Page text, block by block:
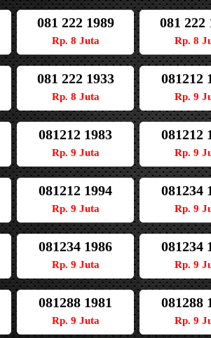
081 222 1989
Rp. 8 Juta
081 222
Rp. 8
081 222 1933
Rp. 8 Juta
081212
Rp. 9
081212 1983
Rp. 9 Juta
081212
Rp. 9
081212 1994
Rp. 9 Juta
081234
Rp. 9
081234 1986
Rp. 9 Juta
081234
Rp. 9
081288 1981
Rp. 9 Juta
081288
Rp. 9